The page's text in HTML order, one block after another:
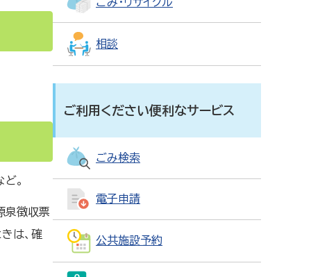
。
泉徴収票
は、確
相談
ご利用ください便利なサービス
ごみ検索
電子申請
公共施設予約